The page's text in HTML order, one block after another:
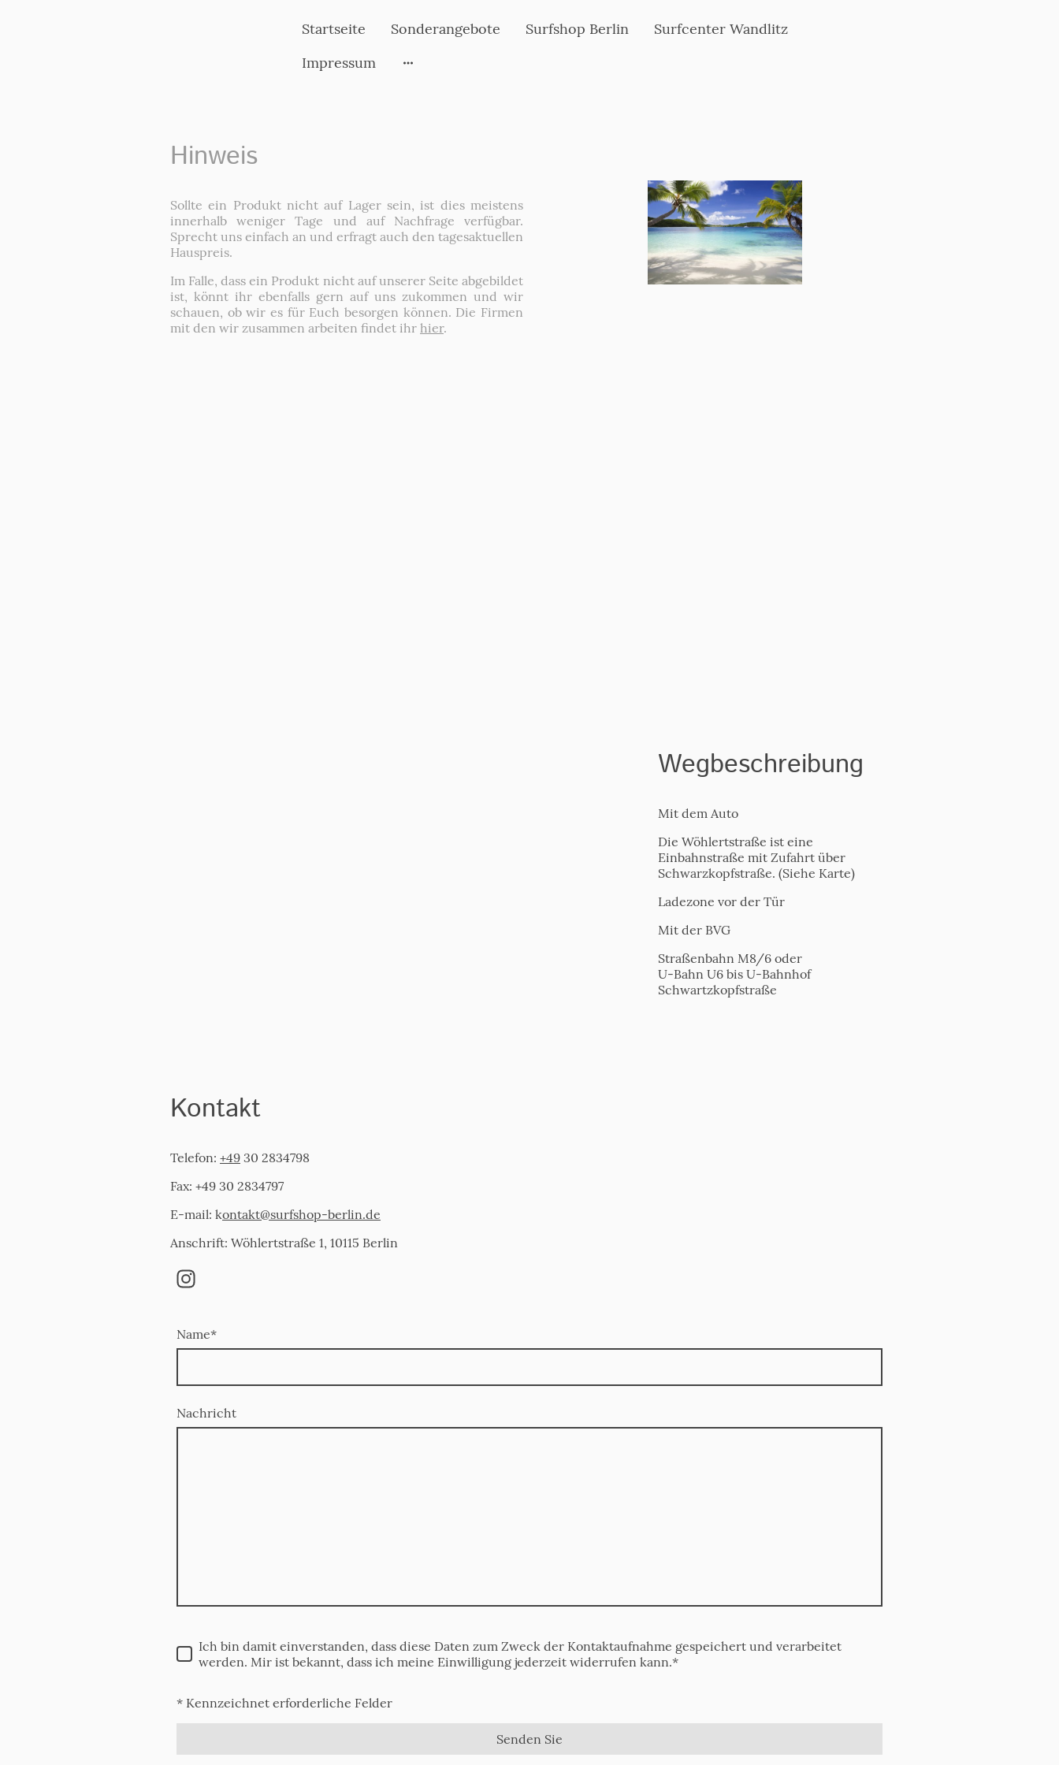
Startseite Sonderangebote Surfshop Berlin
Surfcenter Wandlitz
Impressum
Hinweis
Sollte ein Produkt nicht auf Lager sein, ist dies meistens
innerhalb weniger Tage und auf Nachfrage verfügbar.
Sprecht uns einfach an und erfragt auch den tagesaktuellen
Hauspreis.
Im Falle, dass ein Produkt nicht auf unserer Seite abgebildet
ist, könnt ihr ebenfalls gern auf uns zukommen und wir
schauen, ob wir es für Euch besorgen können. Die Firmen
mit den wir zusammen arbeiten findet ihr hier.
Wegbeschreibung
Mit dem Auto
Die Wöhlertstraße ist eine
Einbahnstraße mit Zufahrt über
Schwarzkopfstraße. (Siehe Karte)
Ladezone vor der Tür
Mit der BVG
Straßenbahn M8/6 oder
U-Bahn U6 bis U-Bahnhof
Schwartzkopfstraße
Kontakt
Telefon: +49 30 2834798
Fax: +49 30 2834797
E-mail: kontakt@surfshop-berlin.de
Anschrift: Wöhlertstraße 1, 10115 Berlin
Name*
Nachricht
Ich bin damit einverstanden, dass diese Daten zum Zweck der Kontaktaufnahme gespeichert und verarbeitet
werden. Mir ist bekannt, dass ich meine Einwilligung jederzeit widerrufen kann.*
* Kennzeichnet erforderliche Felder
Senden Sie